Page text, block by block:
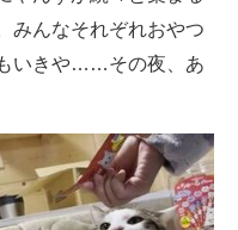
みんなそれぞれおやつ
いきや……その夜、あ